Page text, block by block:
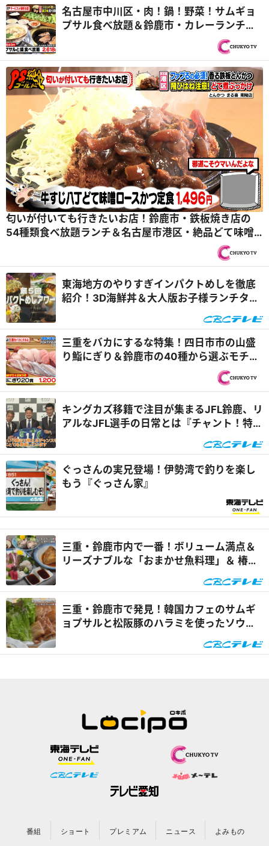
名古屋市中川区・肉！鍋！野菜！サムギョ
プサル食べ放題＆鈴鹿市・カレーランチ注
文でスイーツビュッフェ20種をサービス！
匂いが付いても行きたいお店！鈴鹿市・鉄板焼き店の
54種類食べ放題ランチ＆名古屋市港区・絶品どて味噌
東海地方のやりすぎインパクトめしを徹底
紹介！3D海鮮丼＆大人版お子様ランチタワ
三重をバカにするな特集！四日市市の山盛
り鮨にぎり＆鈴鹿市の40種から選ぶモチモ
キングカズ移籍で注目が集まるJFL鈴鹿、リ
アルなJFL選手の日常とは『チャント！特
ぐっさんの実兄登場！伊勢湾で釣りを楽し
もう『ぐっさん家』
三重・鈴鹿市内で一番！ボリューム満点＆
リーズナブルな「おまかせ魚料理」＆ 椿大
三重・鈴鹿市で発見！韓国カフェのサムギ
ョプサルと松阪豚のハラミを使ったソウル
番組 ショート プレミアム ニュース よみもの